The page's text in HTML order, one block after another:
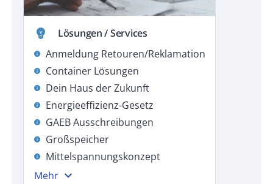
emoji_objects Lösungen / Services
info Anmeldung Retouren/Reklamation
info Container Lösungen
info Dein Haus der Zukunft
info Energieeffizienz-Gesetz
info GAEB Ausschreibungen
info Großspeicher
info
Mittelspannungskonzept
Mehr expand_more